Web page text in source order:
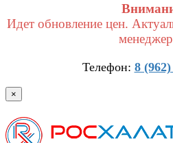
Идет обновление цен.
Телефон: 8
×